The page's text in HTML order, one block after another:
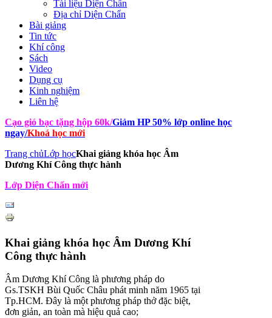
Tài liệu Diện Chẩn
Địa chỉ Diện Chẩn
Bài giảng
Tin tức
Khí công
Sách
Video
Dụng cụ
Kinh nghiệm
Liên hệ
Cạo gió bạc tặng hộp 60k/Giảm HP 50% lớp online học
ngay/Khoá học mới
Trang chủLớp họcKhai giảng khóa học Âm
Dương Khí Công thực hành
Lớp Diện Chẩn mới
Khai giảng khóa học Âm Dương Khí
Công thực hành
Âm Dương Khí Công là phương pháp do
Gs.TSKH Bùi Quốc Châu phát minh năm 1965 tại
Tp.HCM. Đây là một phương pháp thở đặc biệt,
đơn giản, an toàn mà hiệu quả cao;